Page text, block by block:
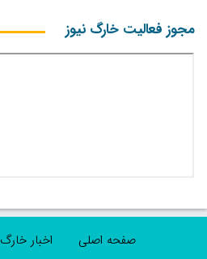
مجوز فعالیت خارگ نیوز
صفحه اصلی اخبار خارگ